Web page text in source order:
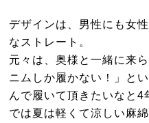
デザインは、男性にも女
なストレート。
元々は、奥様と一緒に来
ニムしか履かない！」と
んで履いて頂きたいなと
では夏は軽くて涼しい麻